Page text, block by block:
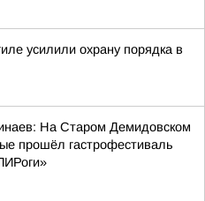
усилили охрану порядка в
На Старом Демидовском
прошёл гастрофестиваль